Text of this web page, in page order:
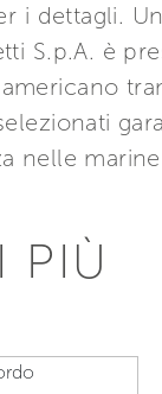
i dettagli.
S.p.A. è
nelle
PIÙ